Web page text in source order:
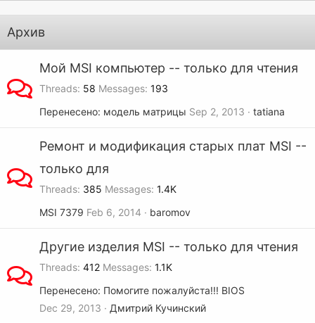
Архив
Мой MSI компьютер -- только для чтения
Threads 58 Messages 193
Перенесено: модель матрицы Sep 2, 2013 tatiana
Ремонт и модификация старых плат MSI --
только для
Threads 385 Messages 1.4K
MSI 7379 Feb 6, 2014 baromov
Другие изделия MSI -- только для чтения
Threads 412 Messages 1.1K
Перенесено: Помогите пожалуйста!!! BIOS
Dec 29, 2013
Дмитрий Кучинский